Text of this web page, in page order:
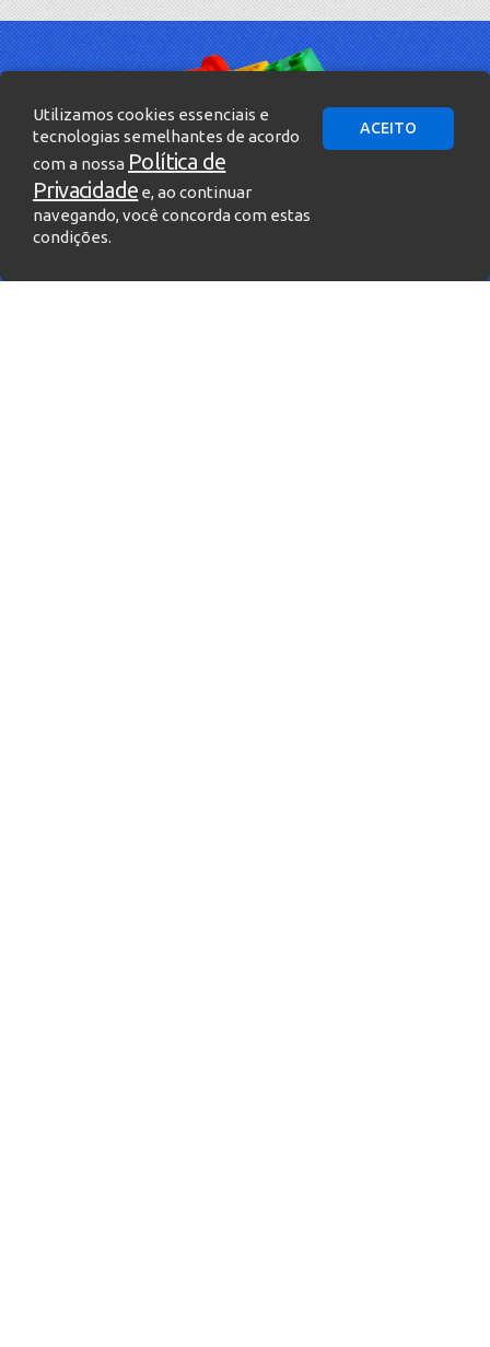
Utilizamos cookies essenciais e
tecnologias semelhantes de acordo
com a nossa Política de
Privacidade e, ao continuar
navegando, você concorda com estas
condições.
ACEITO